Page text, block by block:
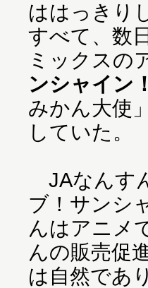
ははっきり
すべて、数
ミックスの
ンシャイン
みかん大使
していた。
JAなんす
ブ！サンシ
んはアニメ
んの販売促
は自然であ